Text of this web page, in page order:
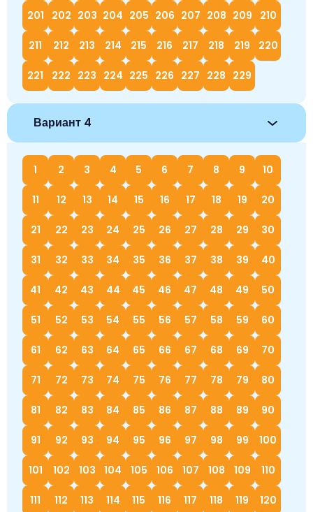
201 202 203 204 205 206 207 208 209 210
211 212 213 214 215 216 217 218 219 220
221 222 223 224 225 226 227 228 229
Вариант 4
1 2 3 4 5 6 7 8 9 10
11 12 13 14 15 16 17 18 19 20
21 22 23 24 25 26 27 28 29 30
31 32 33 34 35 36 37 38 39 40
41 42 43 44 45 46 47 48 49 50
51 52 53 54 55 56 57 58 59 60
61 62 63 64 65 66 67 68 69 70
71 72 73 74 75 76 77 78 79 80
81 82 83 84 85 86 87 88 89 90
91 92 93 94 95 96 97 98 99 100
101 102 103 104 105 106 107 108 109 110
111 112 113 114 115 116 117 118 119 120